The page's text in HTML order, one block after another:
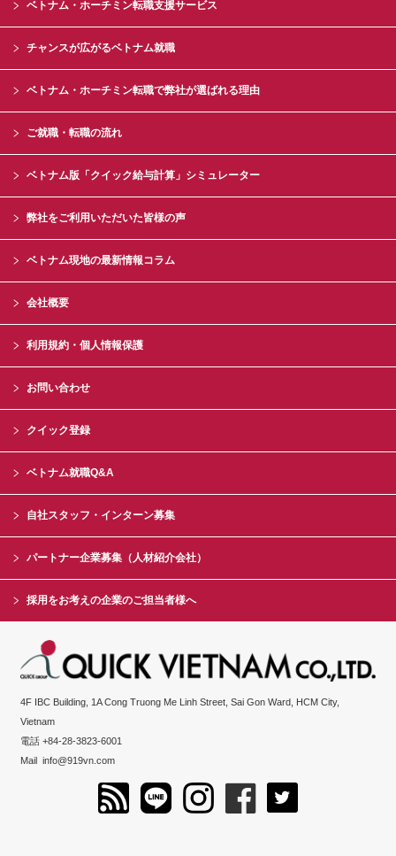
ベトナム・ホーチミン転職支援サービス
チャンスが広がるベトナム就職
ベトナム・ホーチミン転職で弊社が選ばれる理由
ご就職・転職の流れ
ベトナム版「クイック給与計算」シミュレーター
弊社をご利用いただいた皆様の声
ベトナム現地の最新情報コラム
会社概要
利用規約・個人情報保護
お問い合わせ
クイック登録
ベトナム就職Q&A
自社スタッフ・インターン募集
パートナー企業募集（人材紹介会社）
採用をお考えの企業のご担当者様へ
4F IBC Building, 1A Cong Truong Me Linh Street, Sai Gon Ward, HCM City,
Vietnam
電話 +84-28-3823-6001
Mailinfo@919vn.com